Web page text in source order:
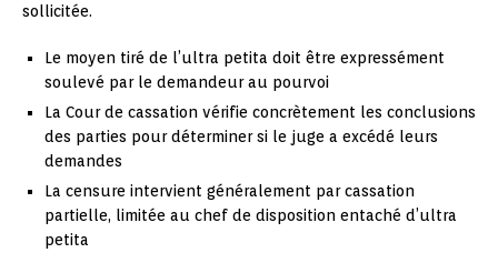
sollicitée.
Le moyen tiré de l’ultra petita doit être expressément
soulevé par le demandeur au pourvoi
La Cour de cassation vérifie concrètement les conclusions
des parties pour déterminer si le juge a excédé leurs
demandes
La censure intervient généralement par cassation
partielle, limitée au chef de disposition entaché d’ultra
petita